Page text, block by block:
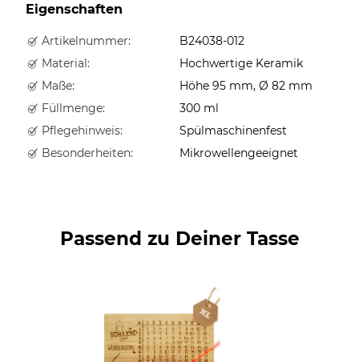
Eigenschaften
Artikelnummer:
B24038-012
Material:
Hochwertige Keramik
Maße:
Höhe 95 mm, Ø 82 mm
Füllmenge:
300 ml
Pflegehinweis:
Spülmaschinenfest
Besonderheiten:
Mikrowellengeeignet
Passend zu Deiner Tasse